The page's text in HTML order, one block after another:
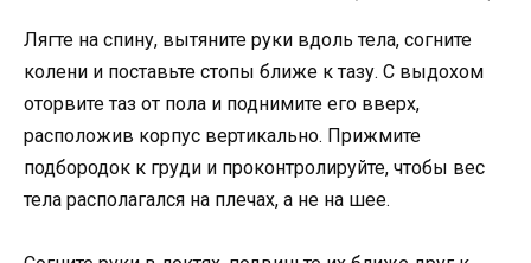
Лягте на спину, вытяните руки вдоль тела, согните
колени и поставьте стопы ближе к тазу. С выдохом
оторвите таз от пола и поднимите его вверх,
расположив корпус вертикально. Прижмите
подбородок к груди и проконтролируйте, чтобы вес
тела располагался на плечах, а не на шее.